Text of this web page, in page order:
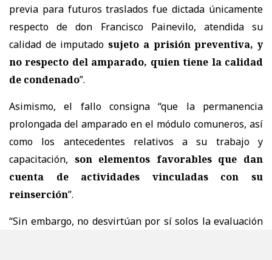
previa para futuros traslados fue dictada únicamente
respecto de don Francisco Painevilo, atendida su
calidad de imputadosujeto a prisión preventiva, y
no respecto del amparado, quien tiene la calidad
de condenado”.
Asimismo, el fallo consigna “que la permanencia
prolongada del amparado en el módulo comuneros, así
como los antecedentes relativos a su trabajo y
capacitación, son elementos favorables que dan
cuenta de actividades vinculadas con su
reinserción”.
“Sin embargo, no desvirtúan por sí solos la evaluación